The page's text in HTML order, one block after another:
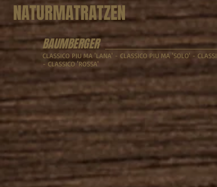
NATURMATRATZEN
CLASSICO PIU MA 'LANA' - CLASSICO PIU MA 'SOLO' -
- CLASSICO 'ROSSA'
BAUMBERGER